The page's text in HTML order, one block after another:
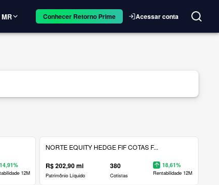
Conhecer Retorno Prime Acessar conta
14,91%
12M
NORTE EQUITY HEDGE FIF COTAS F...
R$ 202,90 mi
Patrimônio Líquido
380
Cotistas
18,61%
Rentabilidade 12M